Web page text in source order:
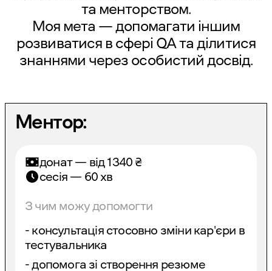
та менторством.
Моя мета — допомагати іншим
розвиватися в сфері QA та ділитися
знаннями через особистий досвід.
Ментор:
донат — від 1340 ₴
сесія — 60 хв
З чим можу допомогти
- консультація стосовно зміни кар'єри в
тестувальника
- допомога зі створення резюме